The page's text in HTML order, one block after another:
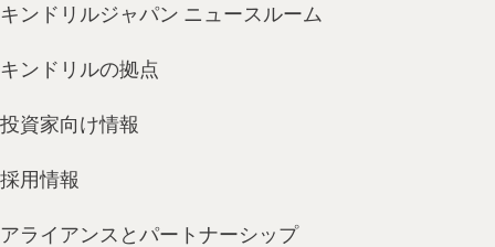
キンドリルジャパン ニュースルーム
キンドリルの拠点
投資家向け情報
採用情報
アライアンスとパートナーシップ